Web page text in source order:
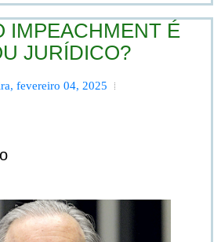
IMPEACHMENT É
JURÍDICO?
fevereiro 04, 2025